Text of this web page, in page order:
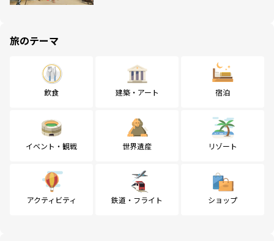
旅のテーマ
飲食 建築・アート 宿泊
イベント・観戦 世界遺産 リゾート
アクティビティ 鉄道・フライト ショップ